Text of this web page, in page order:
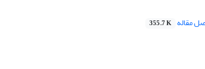
مقاله 355.7 K